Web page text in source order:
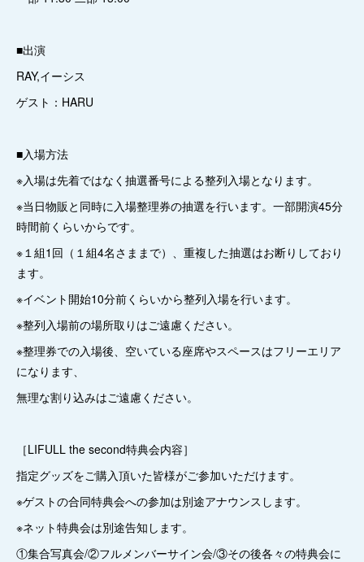
■出演
RAY,イーシス
ゲスト：HARU
■入場方法
※入場は先着ではなく抽選番号による整列入場となります。
※当日物販と同時に入場整理券の抽選を行います。一部開演45分
時間前くらいからです。
※１組1回（１組4名さままで）、重複した抽選はお断りしており
ます。
※イベント開始10分前くらいから整列入場を行います。
※整列入場前の場所取りはご遠慮ください。
※整理券での入場後、空いている座席やスペースはフリーエリア
になります、
無理な割り込みはご遠慮ください。
［LIFULL the second特典会内容］
指定グッズをご購入頂いた皆様がご参加いただけます。
※ゲストの合同特典会への参加は別途アナウンスします。
※ネット特典会は別途告知します。
①集合写真会/②フルメンバーサイン会/③その後各々の特典会に